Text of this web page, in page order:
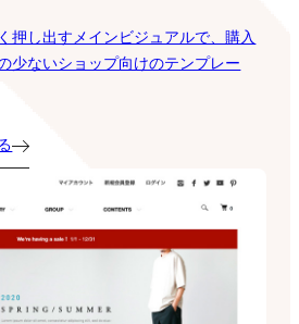
押し出すメインビジュアルで、購入
少ないショップ向けのテンプレー